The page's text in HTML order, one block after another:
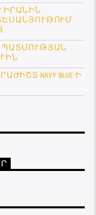
ԻՐԱՆԻՆ
Է ՊԱՏՄՈՒԹՅԱՆ
NAVY BLUE-Ի